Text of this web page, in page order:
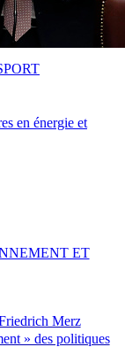
en énergie et
Merz
» des politiques
ET